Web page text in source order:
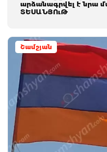
արձանագրվել է նրա
ՏԵՍԱՆՅՈւԹ
Շամշյան